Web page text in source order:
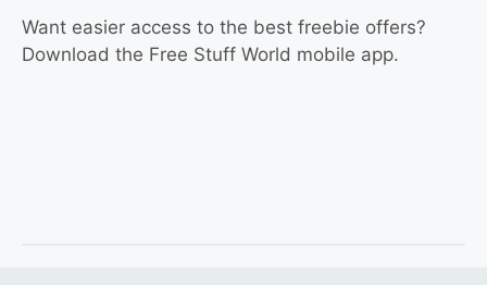
Want easier access to the best freebie offers?
Download the Free Stuff World mobile app.